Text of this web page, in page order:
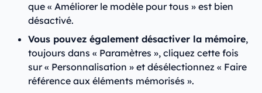
que « Améliorer le modèle pour tous » est bien
désactivé.
Vous pouvez également désactiver la mémoire,
toujours dans « Paramètres », cliquez cette fois
sur « Personnalisation » et désélectionnez « Faire
référence aux éléments mémorisés ».